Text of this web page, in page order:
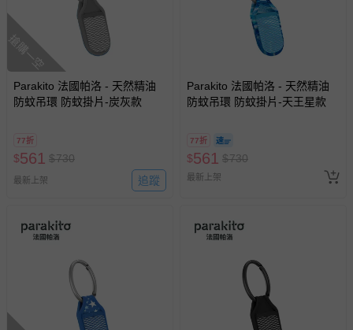
搶購一空
Parakito 法國帕洛 - 天然精油
防蚊吊環 防蚊掛片-炭灰款
77折
$561 $730
最新上架 追蹤
Parakito 法國帕洛 - 天然精油
防蚊吊環 防蚊掛片-天王星款
77折
$561 $730
最新上架